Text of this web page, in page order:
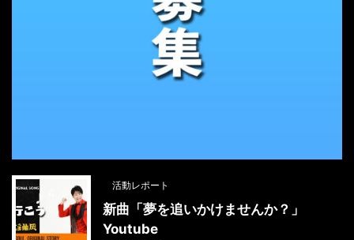
活動レポート
新曲「夢を追いかけませんか？」
Youtube